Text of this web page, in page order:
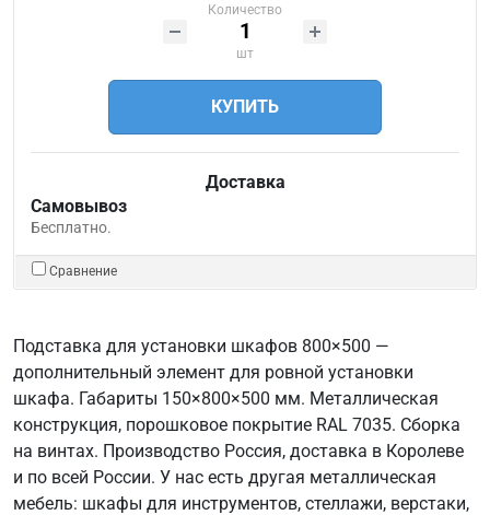
Количество
шт
КУПИТЬ
Доставка
Самовывоз
Бесплатно.
Сравнение
Подставка для установки шкафов 800×500 —
дополнительный элемент для ровной установки
шкафа. Габариты 150×800×500 мм. Металлическая
конструкция, порошковое покрытие RAL 7035. Сборка
на винтах. Производство Россия, доставка в Королеве
и по всей России. У нас есть другая металлическая
мебель: шкафы для инструментов, стеллажи, верстаки,